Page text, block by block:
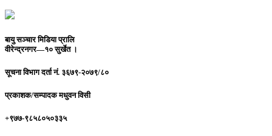
बायु सञ्चार मिडिया प्रालि
वीरेन्द्रनगर—१० सुर्खेत ।
सूचना विभाग दर्ता नं. ३६७९-२०७९/८०
प्रकाशक/सम्पादकमधुवन विसी
+९७७-९८५८०५०३३५